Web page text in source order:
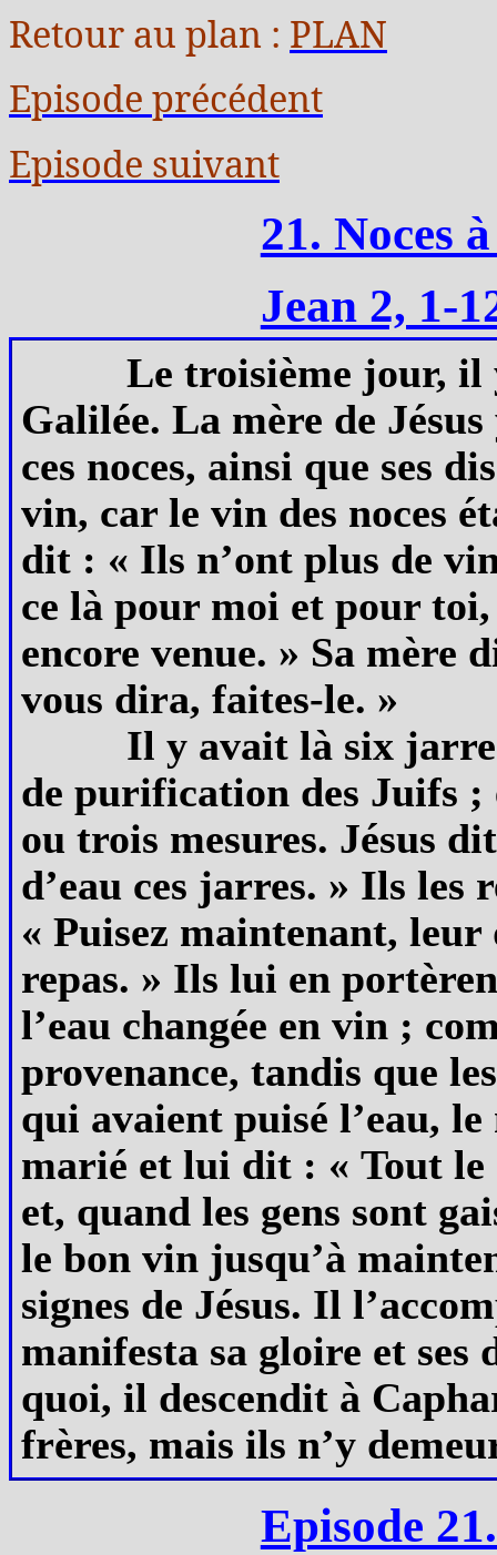
Retour au plan : PLAN
Episode précédent
Episode suivant
21. Noces
Jean 2, 1-
Le troisième jour, il
Galilée. La mère de
ces noces, ainsi que ses
vin, car le vin des noces
dit : « Ils n’ont plus de
ce là pour moi et pour
encore venue. » Sa mère
vous dira, faites-le. »
Il y avait là six
de purification des Juifs ;
ou trois mesures. Jésus
d’eau ces jarres. » Ils
« Puisez maintenant,
repas. » Ils lui en
l’eau changée en vin ;
provenance, tandis que
qui avaient puisé l’eau,
marié et lui dit : « Tout le
et, quand les gens sont
le bon vin jusqu’à
signes de Jésus. Il
manifesta sa gloire et
quoi, il descendit à
frères, mais ils n’y
Episode